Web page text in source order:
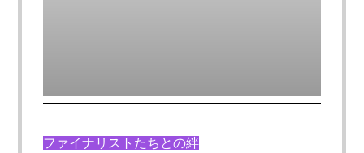
ファイナリストたちとの絆